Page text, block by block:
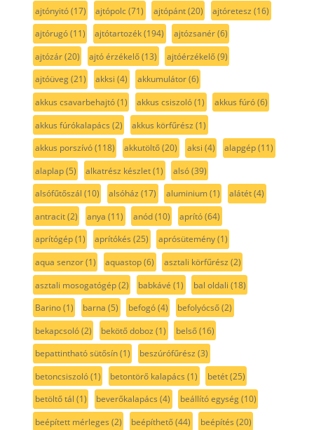
ajtónyitó(17) ajtópolc(71) ajtópánt(20) ajtóretesz (16)
ajtórugó(11) ajtótartozék(194) ajtózsanér(6)
ajtózár(20) ajtó érzékelő(13) ajtóérzékelő(9)
ajtóüveg(21) akksi (4) akkumulátor(6)
akkus csavarbehajtó(1) akkus csiszoló(1) akkus fúró(6)
akkus fúrókalapács (2) akkus körfűrész (1)
akkus porszívó(118) akkutöltő(20) aksi (4) alapgép(11)
alaplap(5) alkatrész készlet(1) alsó(39)
alsófűtőszál (10) alsóház (17) aluminium(1) alátét(4)
antracit(2) anya (11) anód(10) aprító(64)
aprítógép(1) aprítókés (25) aprósütemény(1)
aqua senzor(1) aquastop(6) asztali körfűrész (2)
asztali mosogatógép(2) babkávé (1) bal oldali (18)
Barino(1) barna (5) befogó(4) befolyócső(2)
bekapcsoló(2) bekötő doboz (1) belső(16)
bepattintható sütősín(1) beszúrófűrész (3)
betoncsiszoló(1) betontörő kalapács (1) betét(25)
betöltő tál (1) beverőkalapács (4) beállító egység(10)
beépített mérleges (2) beépíthető(44) beépítés (20)